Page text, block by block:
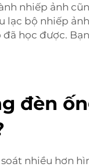
nhiếp ảnh
bộ nhiếp
học được.
đèn
nhiều hơn